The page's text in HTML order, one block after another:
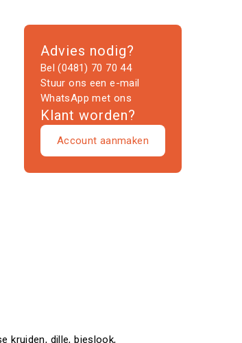
Advies nodig?
Bel (0481) 70 70 44
Stuur ons een e-mail
WhatsApp met ons
Klant worden?
Account aanmaken
kruiden, dille, bieslook,